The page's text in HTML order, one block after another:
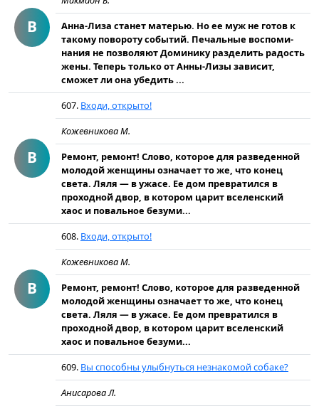
В
Анна-Лиза станет матерью. Но ее муж не готов к
такому повороту событий. Печальные воспоми­
нания не позволяют Доминику разделить радость
жены. Теперь только от Анны-Лизы зависит,
сможет ли она убедить ...
В
607. Входи, открыто!
Кожевникова М.
Ремонт, ремонт! Слово, которое для разведенной
молодой женщины означает то же, что конец
света. Ляля — в ужасе. Ее дом превратился в
проходной двор, в котором царит вселенский
хаос и повальное безуми...
В
608. Входи, открыто!
Кожевникова М.
Ремонт, ремонт! Слово, которое для разведенной
молодой женщины означает то же, что конец
света. Ляля — в ужасе. Ее дом превратился в
проходной двор, в котором царит вселенский
хаос и повальное безуми...
609. Вы способны улыбнуться незнакомой собаке?
Анисарова Л.